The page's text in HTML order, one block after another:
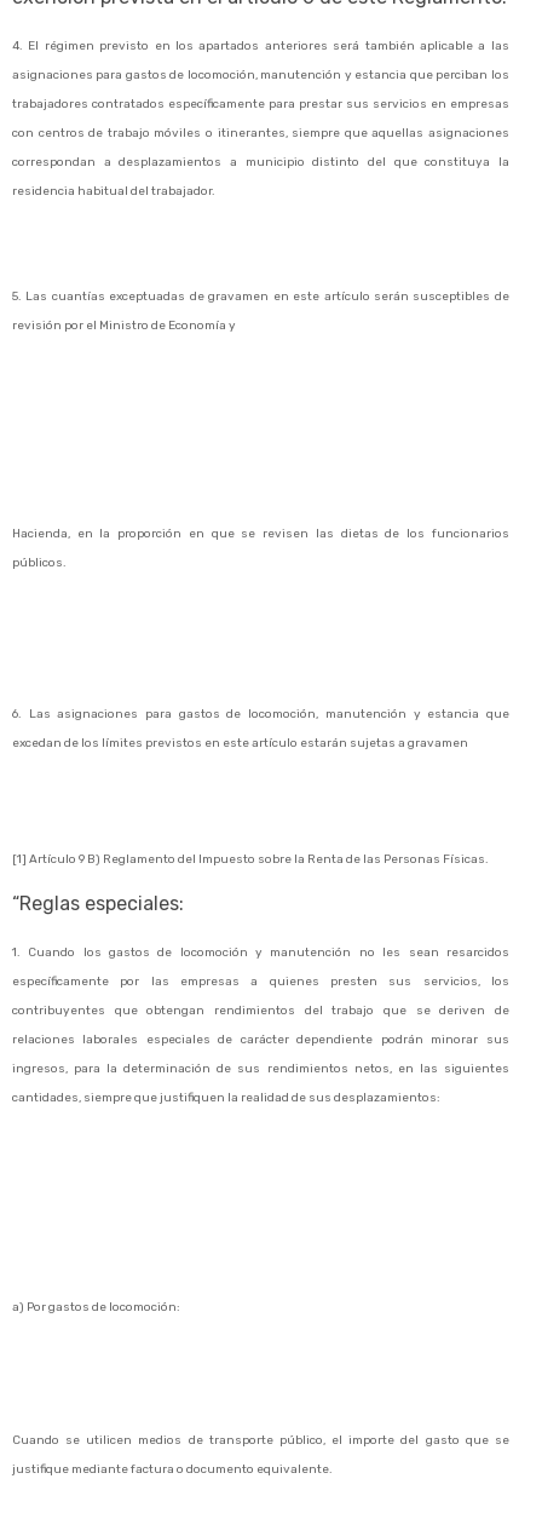
4. El régimen previsto en los apartados anteriores será también aplicable a las
asignaciones para gastos de locomoción, manutención y estancia que perciban los
trabajadores contratados específicamente para prestar sus servicios en empresas
con centros de trabajo móviles o itinerantes, siempre que aquellas asignaciones
correspondan a desplazamientos a municipio distinto del que constituya la
residencia habitual del trabajador.
5. Las cuantías exceptuadas de gravamen en este artículo serán susceptibles de
revisión por el Ministro de Economía y
Hacienda, en la proporción en que se revisen las dietas de los funcionarios
públicos.
6. Las asignaciones para gastos de locomoción, manutención y estancia que
excedan de los límites previstos en este artículo estarán sujetas a gravamen
[1] Artículo 9 B) Reglamento del Impuesto sobre la Renta de las Personas Físicas.
“Reglas especiales:
1. Cuando los gastos de locomoción y manutención no les sean resarcidos
específicamente por las empresas a quienes presten sus servicios, los
contribuyentes que obtengan rendimientos del trabajo que se deriven de
relaciones laborales especiales de carácter dependiente podrán minorar sus
ingresos, para la determinación de sus rendimientos netos, en las siguientes
cantidades, siempre que justifiquen la realidad de sus desplazamientos:
a) Por gastos de locomoción:
Cuando se utilicen medios de transporte público, el importe del gasto que se
justifique mediante factura o documento equivalente.